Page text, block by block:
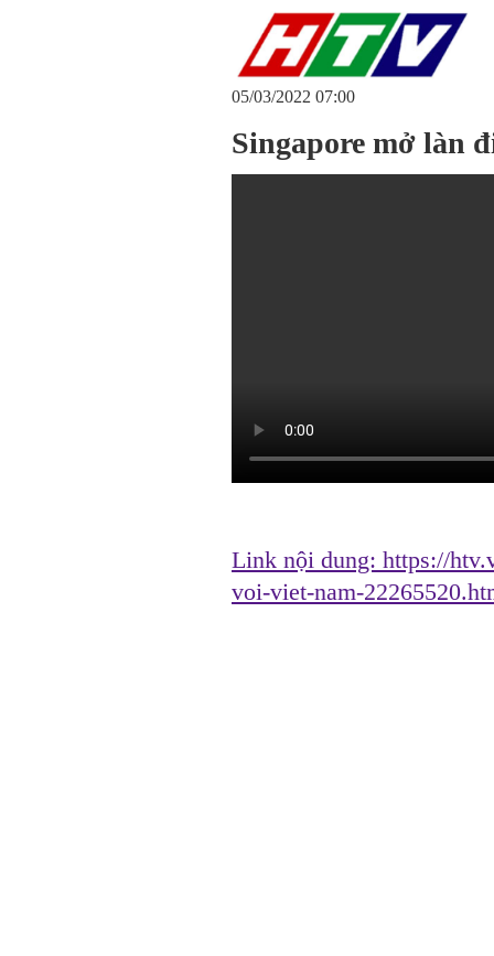
05/03/2022 07:00
Singapore mở làn
Link nội dung: https://
voi-viet-nam-